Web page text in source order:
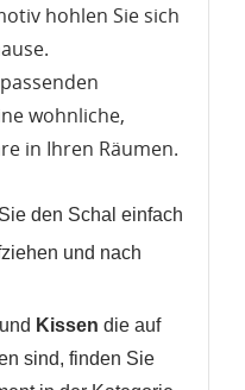
hohlen Sie sich
wohnliche,
in Ihren Räumen.
den Schal einfach
und nach
und Kissen die auf
sind, finden Sie